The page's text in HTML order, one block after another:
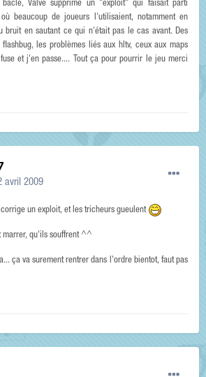
Valve supprime un "exploit" qui faisait parti
beaucoup de joueurs l'utilisaient, notamment en
bruit en sautant ce qui n'était pas le cas avant. Des
les problèmes liés aux hltv, ceux aux maps
et j'en passe.... Tout ça pour pourrir le jeu merci
avril 2009
un exploit, et les tricheurs gueulent
marrer, qu'ils souffrent ^^
ça va surement rentrer dans l'ordre bientot, faut pas